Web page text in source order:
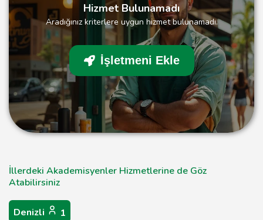
Hizmet Bulunamadı
Aradığınız kriterlere uygun hizmet bulunamadı.
İşletmeni Ekle
İllerdeki Akademisyenler Hizmetlerine de Göz
Atabilirsiniz
Denizli 1